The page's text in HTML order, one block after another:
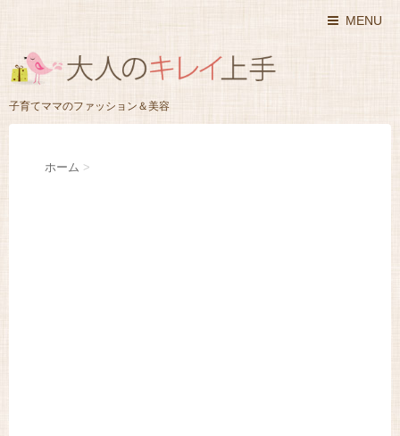
MENU
子育てママのファッション＆美容
ホーム >